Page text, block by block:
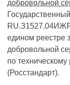
добровольной
едином реестре
добровольной
по
(Росстандарт).